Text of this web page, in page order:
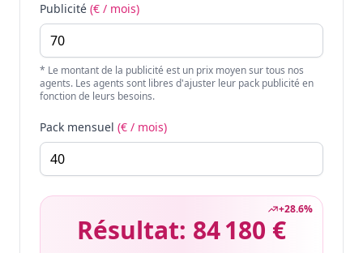
Publicité (€ / mois)
* Le montant de la publicité est un prix moyen sur tous nos
agents. Les agents sont libres d'ajuster leur pack publicité en
fonction de leurs besoins.
Pack mensuel (€ / mois)
+28.6%
Résultat: 84 180 €